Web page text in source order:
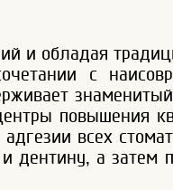
и обладая
с
повышения
всех
дентину, а затем